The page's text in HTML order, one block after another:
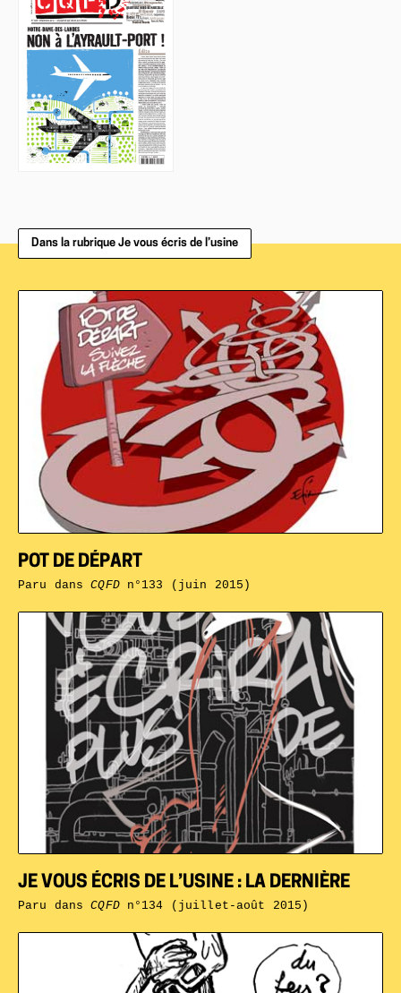
Dans la rubrique Je vous écris de l’usine
JE VOUS ÉCRIS DE L’USINE : LA DERNIÈRE
Paru dansCQFDn°134 (juillet-août 2015)
POT DE DÉPART
Paru dansCQFDn°133 (juin 2015)